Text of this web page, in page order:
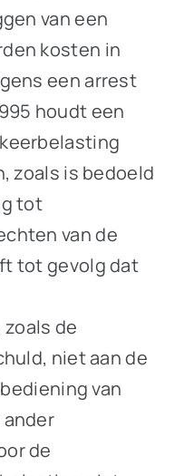
van een
kosten in
een arrest
houdt een
zoals is bedoeld
tot
van de
tot gevolg dat
de
niet aan de
van
de